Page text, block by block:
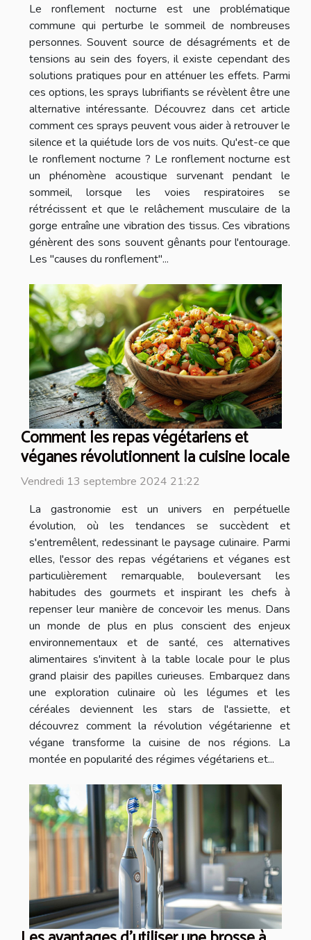
Le ronflement nocturne est une problématique
commune qui perturbe le sommeil de nombreuses
personnes. Souvent source de désagréments et de
tensions au sein des foyers, il existe cependant des
solutions pratiques pour en atténuer les effets. Parmi
ces options, les sprays lubrifiants se révèlent être une
alternative intéressante. Découvrez dans cet article
comment ces sprays peuvent vous aider à retrouver le
silence et la quiétude lors de vos nuits. Qu'est-ce que
le ronflement nocturne ? Le ronflement nocturne est
un phénomène acoustique survenant pendant le
sommeil, lorsque les voies respiratoires se
rétrécissent et que le relâchement musculaire de la
gorge entraîne une vibration des tissus. Ces vibrations
génèrent des sons souvent gênants pour l'entourage.
Les "causes du ronflement"...
Comment les repas végétariens et
véganes révolutionnent la cuisine locale
Vendredi 13 septembre 2024 21:22
La gastronomie est un univers en perpétuelle
évolution, où les tendances se succèdent et
s'entremêlent, redessinant le paysage culinaire. Parmi
elles, l'essor des repas végétariens et véganes est
particulièrement remarquable, bouleversant les
habitudes des gourmets et inspirant les chefs à
repenser leur manière de concevoir les menus. Dans
un monde de plus en plus conscient des enjeux
environnementaux et de santé, ces alternatives
alimentaires s'invitent à la table locale pour le plus
grand plaisir des papilles curieuses. Embarquez dans
une exploration culinaire où les légumes et les
céréales deviennent les stars de l'assiette, et
découvrez comment la révolution végétarienne et
végane transforme la cuisine de nos régions. La
montée en popularité des régimes végétariens et...